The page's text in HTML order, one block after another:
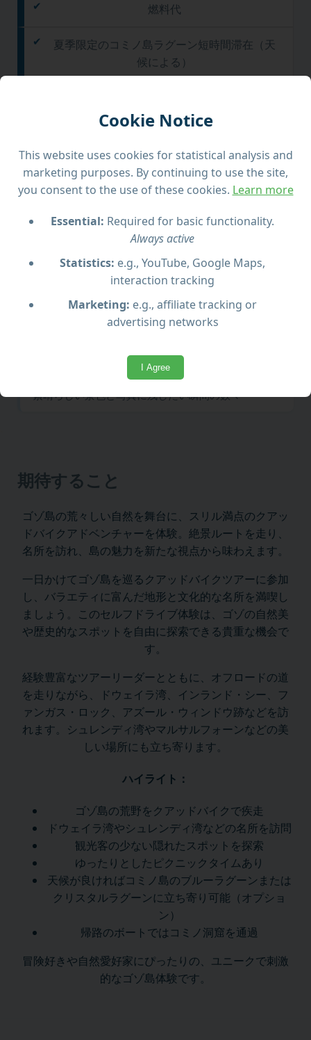
Cookie Notice
This website uses cookies for statistical analysis and
marketing purposes. By continuing to use the site,
you consent to the use of these cookies. Learn more
Essential: Required for basic functionality.
Always active
Statistics: e.g., YouTube, Google Maps,
interaction tracking
Marketing: e.g., affiliate tracking or
advertising networks
I Agree
燃料代
夏季限定のコミノ島ラグーン短時間滞在（天
候による）
ツアーのハイライト
ゴゾ島の多様な地形をクアッドバイクで体感
人気スポットと隠れた名所を両方訪問
経験豊富なガイドによる安心サポート
コミノ島での爽快な水遊びも可能
素晴らしい景色と写真に残したい瞬間の数々
期待すること
ゴゾ島の荒々しい自然を舞台に、スリル満点のクアッ
ドバイクアドベンチャーを体験。絶景ルートを走り、
名所を訪れ、島の魅力を新たな視点から味わえます。
一日かけてゴゾ島を巡るクアッドバイクツアーに参加
し、バラエティに富んだ地形と文化的な名所を満喫し
ましょう。このセルフドライブ体験は、ゴゾの自然美
や歴史的なスポットを自由に探索できる貴重な機会で
す。
経験豊富なツアーリーダーとともに、オフロードの道
を走りながら、ドウェイラ湾、インランド・シー、フ
ァンガス・ロック、アズール・ウィンドウ跡などを訪
れます。シュレンディ湾やマルサルフォーンなどの美
しい場所にも立ち寄ります。
ハイライト：
ゴゾ島の荒野をクアッドバイクで疾走
ドウェイラ湾やシュレンディ湾などの名所を訪問
観光客の少ない隠れたスポットを探索
ゆったりとしたピクニックタイムあり
天候が良ければコミノ島のブルーラグーンまたは
クリスタルラグーンに立ち寄り可能（オプショ
ン）
帰路のボートではコミノ洞窟を通過
冒険好きや自然愛好家にぴったりの、ユニークで刺激
的なゴゾ島体験です。